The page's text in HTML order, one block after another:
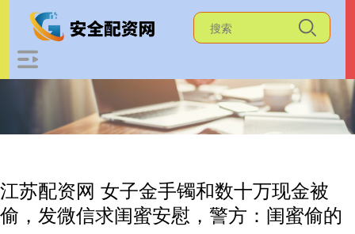
江苏配资网 女子金手镯和数十万现金被
偷，发微信求闺蜜安慰，警方：闺蜜偷的